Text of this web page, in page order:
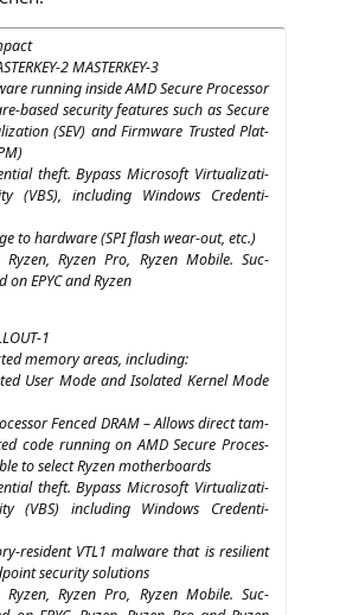
‑2MASTERKEY‑3
run­ning insi­deAMDSecu­re Processor
based secu­ri­ty fea­tures such as Secu­re
(SEV) and Firm­ware Trus­ted Plat­
theft. Bypass Micro­soft Vir­tua­liza­ti­
(VBS), inclu­ding Win­dows Cre­den­ti­
to hard­ware (SPIflash wear-out, etc.)
Ryzen, Ryzen Pro, Ryzen Mobi­le. Suc­
onEPYCand Ryzen
‑1
memo­ry are­as, including:
User Mode and Iso­la­ted Ker­nel Mode
Fen­cedDRAM– Allows direct tam­
code run­ning onAMDSecu­re Pro­ces­
to sel­ect Ryzen motherboards
theft. Bypass Micro­soft Vir­tua­liza­ti­
(VBS) inclu­ding Win­dows Cre­den­ti­
resi­dent VTL1 mal­wa­re that is resi­li­ent
secu­ri­ty solutions
Ryzen, Ryzen Pro, Ryzen Mobi­le. Suc­